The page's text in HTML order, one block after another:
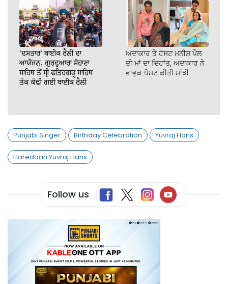
‘ਦਸਤਾਰ’ ਬਾਈਕ ਰੈਲੀ ਦਾ
ਆਯੋਜਨ, ਗੁਰਦੁਆਰਾ ਸੋਹਾਣਾ
ਸਾਹਿਬ ਤੋਂ ਸ੍ਰੀ ਫਤਿਹਗੜ੍ਹ ਸਾਹਿਬ
ਤੱਕ ਕੱਢੀ ਗਈ ਬਾਈਕ ਰੈਲੀ
ਅਦਾਕਾਰ ਤੇ ਹੋਸਟ ਮਨੀਸ਼ ਪੌਲ
ਦੀ ਮਾਂ ਦਾ ਦਿਹਾਂਤ, ਅਦਾਕਾਰ ਨੇ
ਭਾਵੁਕ ਪੋਸਟ ਕੀਤੀ ਸਾਂਝੀ
Punjabi Singer Birthday Celebration Yuvraj Hans
Haredaan Yuvraj Hans
Follow us